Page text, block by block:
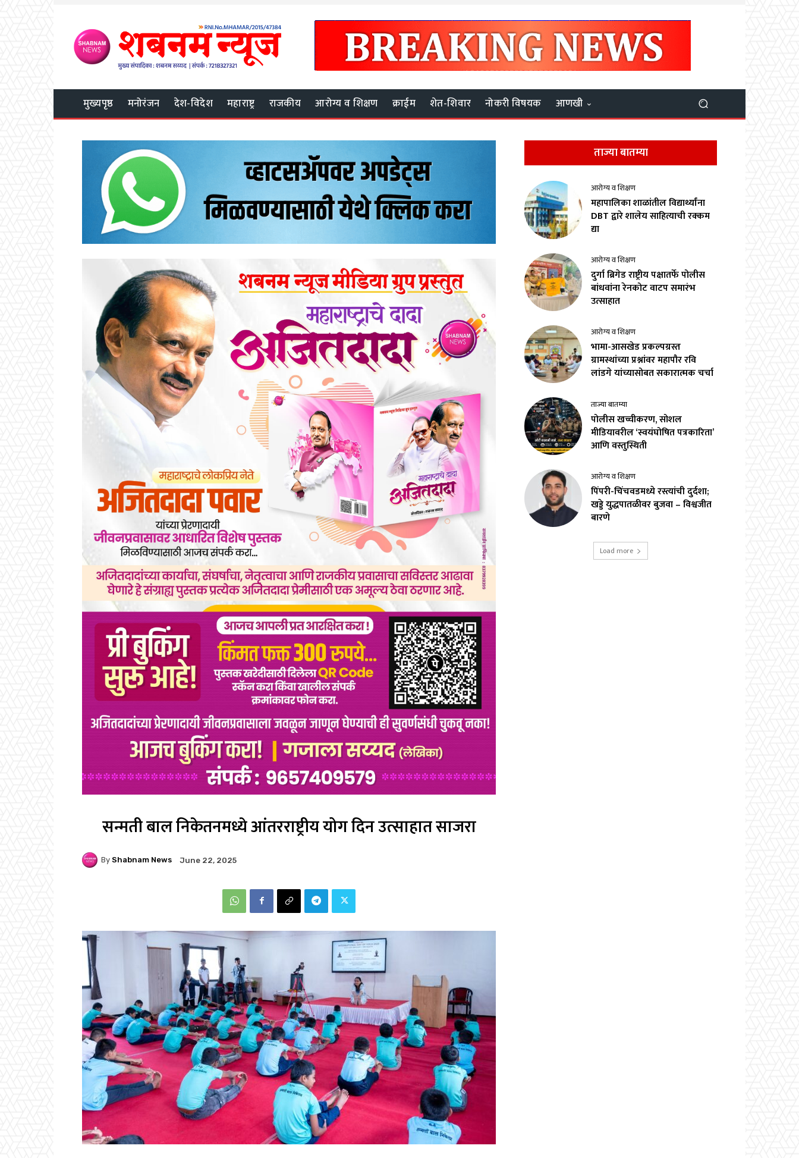
मुख्यपृष्ठ मनोरंजन देश-विदेश महाराष्ट्र राजकीय आरोग्य व शिक्षण क्राईम शेत-शिवार नोकरी विषयक आणखी
सन्मती बाल निकेतनमध्ये आंतरराष्ट्रीय योग दिन उत्साहात साजरा
By Shabnam News June 22, 2025
ताज्या बातम्या
आरोग्य व शिक्षण
महापालिका शाळांतील विद्यार्थ्यांना
DBT द्वारे शालेय साहित्याची रक्कम
द्या
आरोग्य व शिक्षण
दुर्गा ब्रिगेड राष्ट्रीय पक्षातर्फे पोलीस
बांधवांना रेनकोट वाटप समारंभ
उत्साहात
आरोग्य व शिक्षण
भामा-आसखेड प्रकल्पग्रस्त
ग्रामस्थांच्या प्रश्नांवर महापौर रवि
लांडगे यांच्यासोबत सकारात्मक चर्चा
ताज्या बातम्या
पोलीस खच्चीकरण, सोशल
मीडियावरील ‘स्वयंघोषित पत्रकारिता’
आणि वस्तुस्थिती
आरोग्य व शिक्षण
पिंपरी-चिंचवडमध्ये रस्त्यांची दुर्दशा;
खड्डे युद्धपातळीवर बुजवा – विश्वजीत
बारणे
Load more